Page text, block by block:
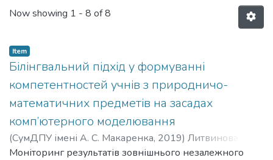
Now showing 1 - 8 of 8
Item
Білінгвальний підхід у формуванні
компетентностей учнів з природничо-
математичних предметів на засадах
комп’ютерного моделювання
(СумДПУ імені А. С. Макаренка, 2019) Литвинова
Світлана Григорівна;Lytvynova Svitlana Hryhorivna
Моніторинг результатів зовнішнього незалежного